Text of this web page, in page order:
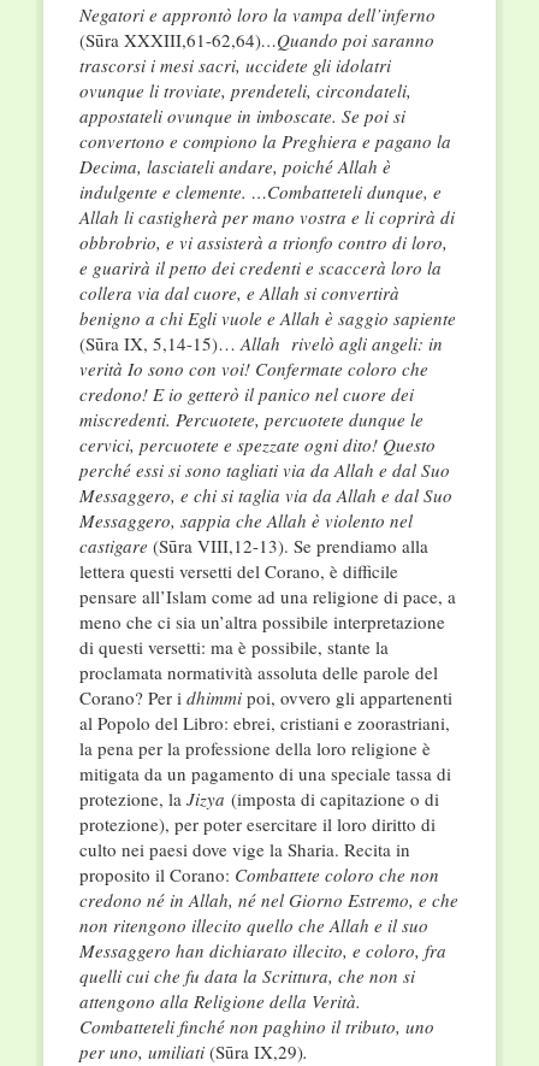
Negatori e approntò loro la vampa dell’inferno
(Sūra XXXIII,61-62,64)…Quando poi saranno
trascorsi i mesi sacri, uccidete gli idolatri
ovunque li troviate, prendeteli, circondateli,
appostateli ovunque in imboscate. Se poi si
convertono e compiono la Preghiera e pagano la
Decima, lasciateli andare, poiché Allah è
indulgente e clemente. …Combatteteli dunque, e
Allah li castigherà per mano vostra e li coprirà di
obbrobrio, e vi assisterà a trionfo contro di loro,
e guarirà il petto dei credenti e scaccerà loro la
collera via dal cuore, e Allah si convertirà
benigno a chi Egli vuole e Allah è saggio sapiente
(Sūra IX, 5,14-15)… Allah rivelò agli angeli: in
verità Io sono con voi! Confermate coloro che
credono! E io getterò il panico nel cuore dei
miscredenti. Percuotete, percuotete dunque le
cervici, percuotete e spezzate ogni dito! Questo
perché essi si sono tagliati via da Allah e dal Suo
Messaggero, e chi si taglia via da Allah e dal Suo
Messaggero, sappia che Allah è violento nel
castigare (Sūra VIII,12-13). Se prendiamo alla
lettera questi versetti del Corano, è difficile
pensare all’Islam come ad una religione di pace, a
meno che ci sia un’altra possibile interpretazione
di questi versetti: ma è possibile, stante la
proclamata normatività assoluta delle parole del
Corano? Per i dhimmi poi, ovvero gli appartenenti
al Popolo del Libro: ebrei, cristiani e zoorastriani,
la pena per la professione della loro religione è
mitigata da un pagamento di una speciale tassa di
protezione, la Jizya (imposta di capitazione o di
protezione), per poter esercitare il loro diritto di
culto nei paesi dove vige la Sharia. Recita in
proposito il Corano: Combattete coloro che non
credono né in Allah, né nel Giorno Estremo, e che
non ritengono illecito quello che Allah e il suo
Messaggero han dichiarato illecito, e coloro, fra
quelli cui che fu data la Scrittura, che non si
attengono alla Religione della Verità.
Combatteteli finché non paghino il tributo, uno
per uno, umiliati (Sūra IX,29).